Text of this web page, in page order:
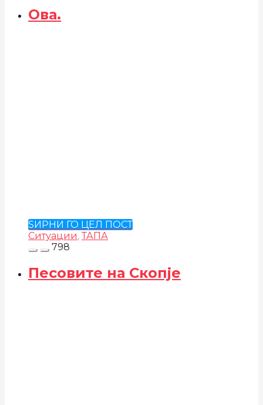
Ова.
ЅИРНИ ГО ЦЕЛ ПОСТ
Ситуации, ТАПА
798
Песовите на Скопје